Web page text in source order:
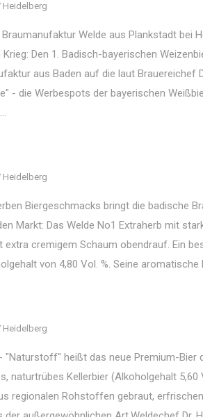
Heidelberg
Welde aus Plankstadt bei
Krieg: Den 1. Badisch-bayerischen
aus Baden auf die laut Brauereichef
- die Werbespots der bayerischen
Heidelberg
Biergeschmacks bringt die badische
Markt: Das Welde No1 Extraherb mit
extra cremigem Schaum obendrauf. Ein
von 4,80 Vol. %. Seine
Heidelberg
"Naturstoff" heißt das neue Premium-Bier
naturtrübes Kellerbier (Alkoholgehalt
regionalen Rohstoffen gebraut,